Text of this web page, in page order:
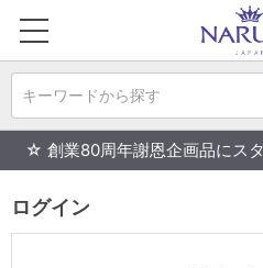
キーワードから探す
☆ 創業80周年謝恩企画品にス
ログイン